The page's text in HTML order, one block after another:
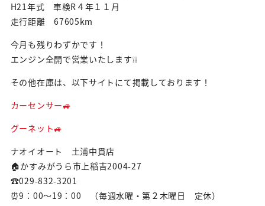
H21年式 車検R４年１１月
走行距離 67605km
今月も残りわずかです！
エンジン全開で営業いたします❕❕
その他在庫は、以下サイトにて掲載しております！
カーセンサー🚙
グーネット🚙
ナオイオート 土浦中貫店
🏠かすみがうら市上稲吉2004-27
☎029-832-3201
⏰9：00～19：00 （毎週水曜・第２木曜日 定休）